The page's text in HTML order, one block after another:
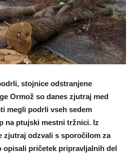
stojnice odstranjene
Ormož so danes zjutraj med
megli podrli vseh sedem
na ptujski mestni tržnici. Iz
zjutraj odzvali s sporočilom za
opisali pričetek pripravljalnih del